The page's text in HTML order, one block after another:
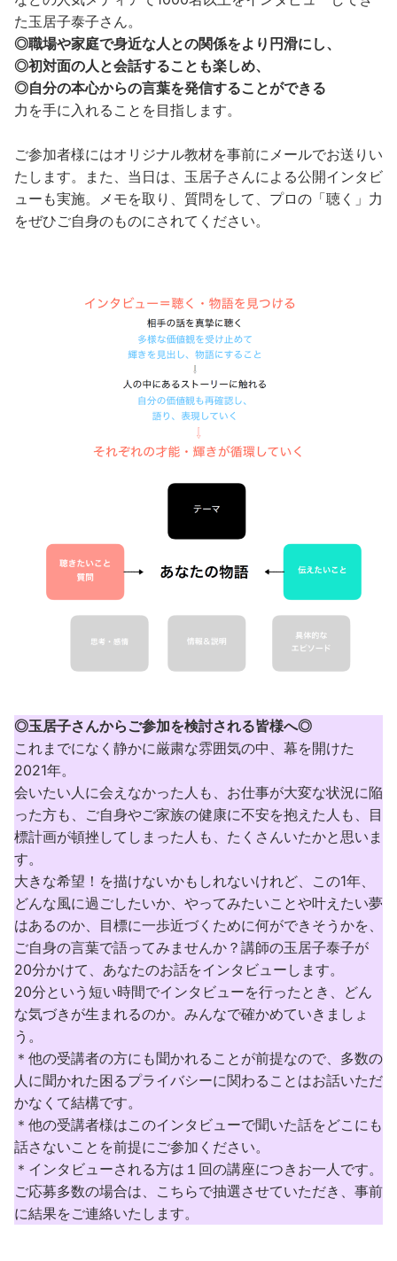
た玉居子泰子さん。
◎職場や家庭で身近な人との関係をより円滑にし、
◎初対面の人と会話することも楽しめ、
◎自分の本心からの言葉を発信することができる
力を手に入れることを目指します。
ご参加者様にはオリジナル教材を事前にメールでお送りい
たします。また、当日は、玉居子さんによる公開インタビ
ューも実施。メモを取り、質問をして、プロの「聴く」力
をぜひご自身のものにされてください。
◎玉居子さんからご参加を検討される皆様へ◎
これまでになく静かに厳粛な雰囲気の中、幕を開けた
2021年。
会いたい人に会えなかった人も、お仕事が大変な状況に陥
った方も、ご自身やご家族の健康に不安を抱えた人も、目
標計画が頓挫してしまった人も、たくさんいたかと思いま
す。
大きな希望！を描けないかもしれないけれど、この1年、
どんな風に過ごしたいか、やってみたいことや叶えたい夢
はあるのか、目標に一歩近づくために何ができそうかを、
ご自身の言葉で語ってみませんか？講師の玉居子泰子が
20分かけて、あなたのお話をインタビューします。
20分という短い時間でインタビューを行ったとき、どん
な気づきが生まれるのか。みんなで確かめていきましょ
う。
＊他の受講者の方にも聞かれることが前提なので、多数の
人に聞かれた困るプライバシーに関わることはお話いただ
かなくて結構です。
＊他の受講者様はこのインタビューで聞いた話をどこにも
話さないことを前提にご参加ください。
＊インタビューされる方は１回の講座につきお一人です。
ご応募多数の場合は、こちらで抽選させていただき、事前
に結果をご連絡いたします。